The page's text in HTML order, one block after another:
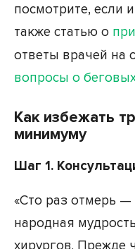
посмотрите, если
также статью о
ответы врачей на
вопросы о
Как избежать
минимуму
Шаг 1.
«Сто раз отмерь
народная
хирургов. Прежде